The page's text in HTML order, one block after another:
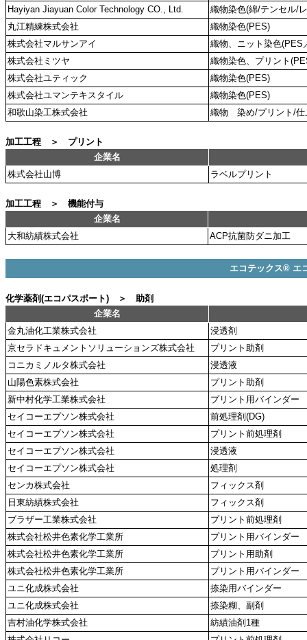
Hayiyan Jiayuan Color Technology CO., Ltd.
織物染色(綿/テンセル/
丸江精練株式会社
織物染色(PES)
株式会社マルサンアイ
織物、ニット染色(PES
株式会社ミツヤ
織物染色、プリント
株式会社ユティック
織物染色(PES)
株式会社ユマンテキスタイル
織物染色(PES)
和歌山染工株式会社
織物 染め/プリント/仕
加工工程 ＞ プリント
企業名
株式会社山博
ラベルプリント
加工工程 ＞ 機能付与
企業名
大和紡績株式会社
ACP抗菌防ダニ加工
エコテックス® エ
化学薬剤(エコパスポート) ＞ 助剤
企業名
金丸油化工業株式会社
浸透剤
京セラドキュメントソリューションズ株式会社
プリント助剤
コニカミノルタ株式会社
浸透液
山陽色素株式会社
プリント助剤
新中村化学工業株式会社
プリント用バインダー
セイコーエプソン株式会社
前処理剤(DG)
セイコーエプソン株式会社
プリント前処理剤
セイコーエプソン株式会社
浸透液
セイコーエプソン株式会社
処理剤
センカ株式会社
フィックス剤
日東紡績株式会社
フィックス剤
ブラザー工業株式会社
プリント前処理剤
株式会社松井色素化学工業所
プリント用バインダー
株式会社松井色素化学工業所
プリント用助剤
株式会社松井色素化学工業所
プリント用バインダー
ユニ化成株式会社
捺染用バインダー
ユニ化成株式会社
捺染糊、副剤
吉村油化学株式会社
紡績油剤1種